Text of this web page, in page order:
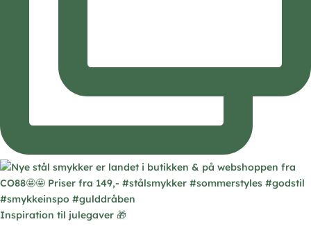
Inspiration til julegaver 🎁